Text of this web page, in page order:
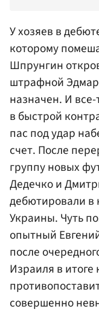
У хозяев в
которому
Шпрунгин
штрафной
назначен. И
в быстрой
пас под удар
счет. После
группу новых
Дедечкои
дебютировали в
Украины. Чуть
опытный
после
Израиля в итоге
совершенно